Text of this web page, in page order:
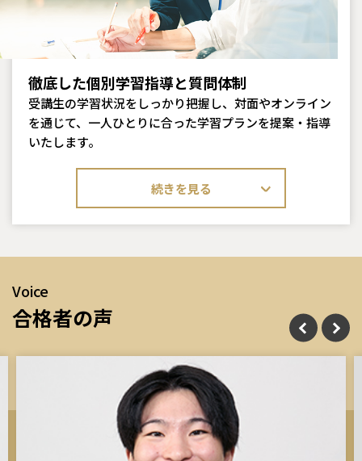
徹底した個別学習指導と質問体制
受講生の学習状況をしっかり把握し、対面やオンライン
を通じて、一人ひとりに合った学習プランを提案・指導
いたします。
続きを見る
Voice
合格者の声